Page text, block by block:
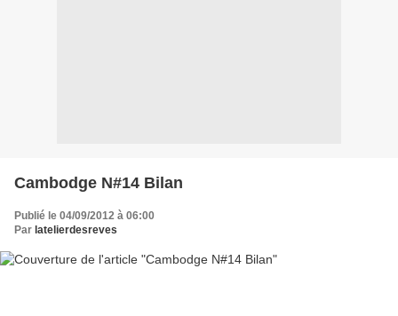
Cambodge N#14 Bilan
Publié le 04/09/2012 à 06:00
Par latelierdesreves